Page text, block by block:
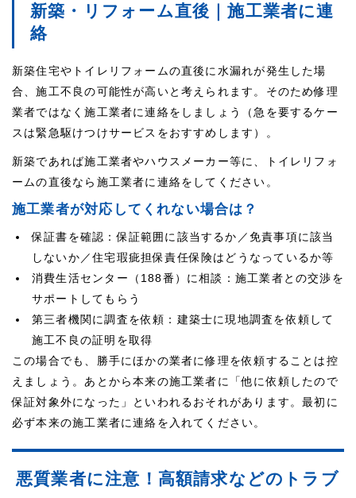
新築・リフォーム直後｜施工業者に連
絡
新築住宅やトイレリフォームの直後に水漏れが発生した場
合、施工不良の可能性が高いと考えられます。そのため修理
業者ではなく施工業者に連絡をしましょう（急を要するケー
スは緊急駆けつけサービスをおすすめします）。
新築であれば施工業者やハウスメーカー等に、トイレリフォ
ームの直後なら施工業者に連絡をしてください。
施工業者が対応してくれない場合は？
保証書を確認：保証範囲に該当するか／免責事項に該当
しないか／住宅瑕疵担保責任保険はどうなっているか等
消費生活センター（188番）に相談：施工業者との交渉を
サポートしてもらう
第三者機関に調査を依頼：建築士に現地調査を依頼して
施工不良の証明を取得
この場合でも、勝手にほかの業者に修理を依頼することは控
えましょう。あとから本来の施工業者に「他に依頼したので
保証対象外になった」といわれるおそれがあります。最初に
必ず本来の施工業者に連絡を入れてください。
悪質業者に注意！高額請求などのトラブ